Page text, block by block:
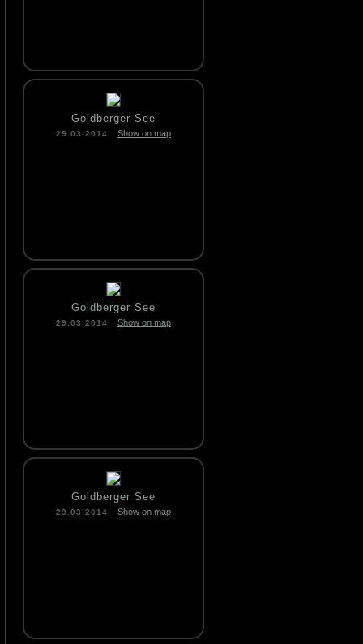
Goldberger See
29.03.2014 Show on map
Goldberger See
29.03.2014 Show on map
Goldberger See
29.03.2014 Show on map